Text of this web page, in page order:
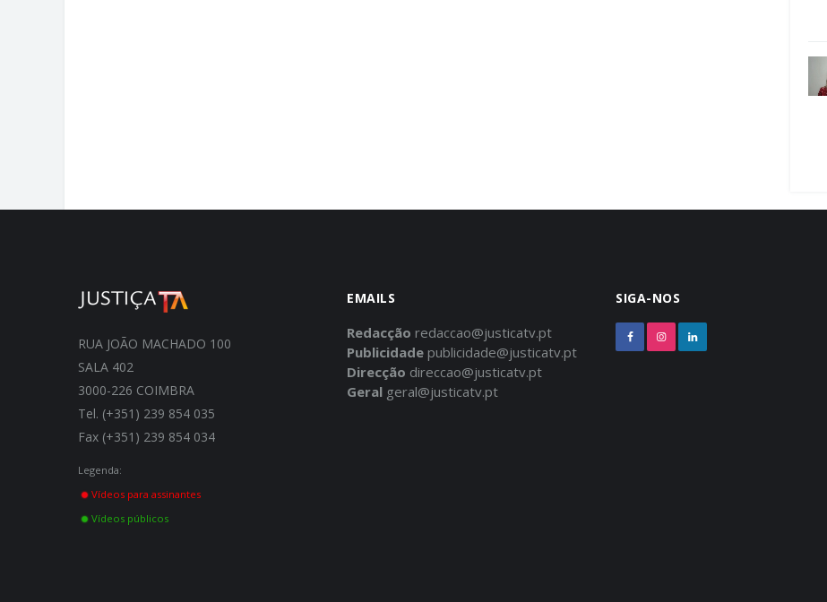
RUA JOÃO MACHADO 100
SALA 402
3000-226 COIMBRA
Tel. (+351) 239 854 035
Fax (+351) 239 854 034
Legenda:
Vídeos para assinantes
Vídeos públicos
EMAILS
Redacção redaccao@justicatv.pt
Publicidade publicidade@justicatv.pt
Direcção direccao@justicatv.pt
Geral geral@justicatv.pt
SIGA-NOS